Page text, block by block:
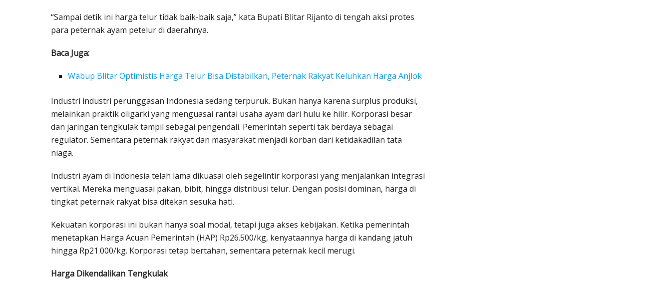
“Sampai detik ini harga telur tidak baik-baik saja,” kata Bupati Blitar Rijanto di tengah aksi protes
para peternak ayam petelur di daerahnya.
Baca Juga:
Wabup Blitar Optimistis Harga Telur Bisa Distabilkan, Peternak Rakyat Keluhkan Harga Anjlok
Industri industri perunggasan Indonesia sedang terpuruk. Bukan hanya karena surplus produksi,
melainkan praktik oligarki yang menguasai rantai usaha ayam dari hulu ke hilir. Korporasi besar
dan jaringan tengkulak tampil sebagai pengendali. Pemerintah seperti tak berdaya sebagai
regulator. Sementara peternak rakyat dan masyarakat menjadi korban dari ketidakadilan tata
niaga.
Industri ayam di Indonesia telah lama dikuasai oleh segelintir korporasi yang menjalankan integrasi
vertikal. Mereka menguasai pakan, bibit, hingga distribusi telur. Dengan posisi dominan, harga di
tingkat peternak rakyat bisa ditekan sesuka hati.
Kekuatan korporasi ini bukan hanya soal modal, tetapi juga akses kebijakan. Ketika pemerintah
menetapkan Harga Acuan Pemerintah (HAP) Rp26.500/kg, kenyataannya harga di kandang jatuh
hingga Rp21.000/kg. Korporasi tetap bertahan, sementara peternak kecil merugi.
Harga Dikendalikan Tengkulak